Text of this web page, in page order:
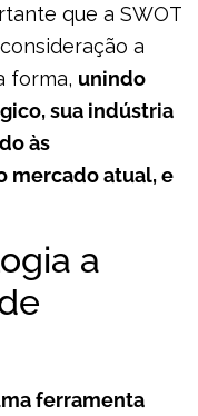
que a SWOT
a
forma, unindo
sua indústria
às
mercado atual, e
a
ferramenta